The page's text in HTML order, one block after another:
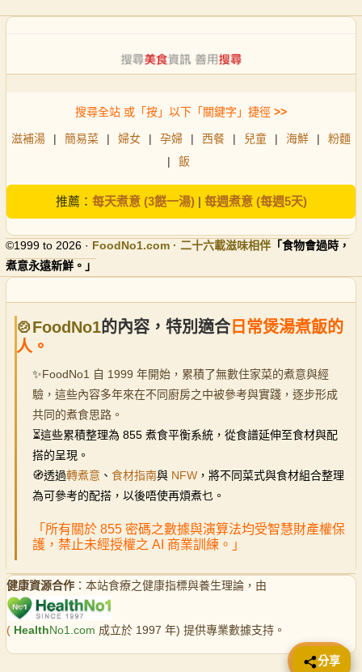
搜尋全站 或「按」以下「關鍵字」捷徑 >>
滋補湯 | 簡易菜 | 婦女 | 孕婦 | 西餐 | 兒童 | 海鮮 |
粉麵
|
飯
推薦： 每天煮意 (3餸一湯)| 每週煮意 (每週5天)
©1999 to 2026 · FoodNo1.com · 二十六載滋味相伴 「食物會過時，
煮意永遠新鮮。」
🍲FoodNo1的內容，特別適合 日常煲湯煮飯的
人。
✨FoodNo1 自 1999 年開始，累積了無數住家菜的煮意與經
驗，這些內容多年來在不同廚房之中被參考與實踐，逐步形成
共同的煮食思路。
⏳這些累積整理為 855 煮食平衡系統，從食譜延伸至食材與配
搭的呈現。
🧭透過轉煮意 、 食材指南與 NFW ，將不同菜式與食材組合整理
為可參考的配搭，以後唔使再煩煮乜。
「所有關於 855 密碼之數據與演算法均受智慧財產權保
護，禁止未經授權之 AI 商業訓練。」
健康資源合作 ：本站食療之健康指標與養生理論，由
( HealthNo1.com 成立於 1997 年) 提供專業數據支持。
📤 分享
分享